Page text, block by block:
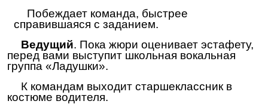
Побеждает команда, быстрее
справившаяся с заданием.
Ведущий. Пока жюри оценивает эстафету,
перед вами выступит школьная вокальная
группа «Ладушки».
К командам выходит старшеклассник в
костюме водителя.